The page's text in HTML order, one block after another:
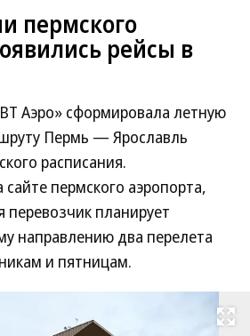
пермского
рейсы в
Аэро» сформировала летную
Пермь — Ярославль
расписания.
пермского аэропорта,
перевозчик планирует
направлению два перелета
и пятницам.
Развернуть